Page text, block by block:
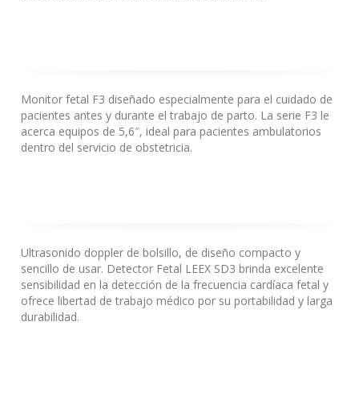
Monitor fetal F3 diseñado especialmente para el cuidado de
pacientes antes y durante el trabajo de parto. La serie F3 le
acerca equipos de 5,6″, ideal para pacientes ambulatorios
dentro del servicio de obstetricia.
Ultrasonido doppler de bolsillo, de diseño compacto y
sencillo de usar. Detector Fetal LEEX SD3 brinda excelente
sensibilidad en la detección de la frecuencia cardíaca fetal y
ofrece libertad de trabajo médico por su portabilidad y larga
durabilidad.